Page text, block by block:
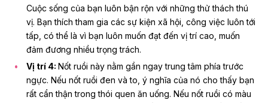
Cuộc sống của bạn luôn bận rộn với những thử thách thú
vị. Bạn thích tham gia các sự kiện xã hội, công việc luôn tới
tấp, có thể là vì bạn luôn muốn đạt đến vị trí cao, muốn
đảm đương nhiều trọng trách.
Vị trí 4: Nốt ruồi này nằm gần ngay trung tâm phía trước
ngực. Nếu nốt ruồi đen và to, ý nghĩa của nó cho thấy bạn
rất cẩn thận trong thói quen ăn uống. Nếu nốt ruồi có màu